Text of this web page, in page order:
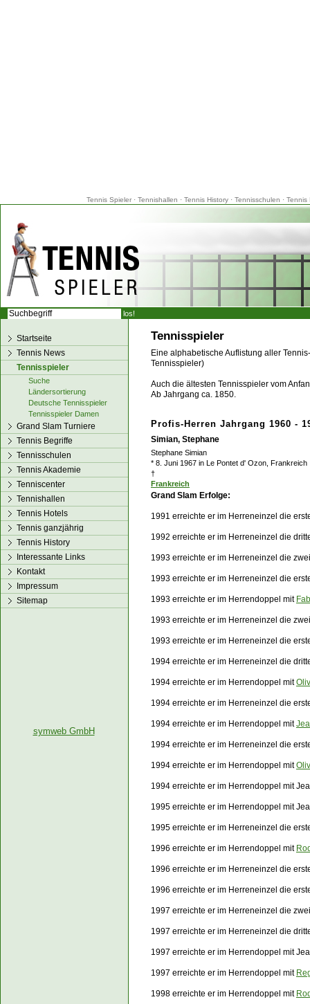
Tennis Spieler· Tennishallen · Tennis History· Tennisschulen · Tennis
Tennisspieler
Eine alphabetische Auflistung aller
Tennisspieler)
Auch die ältesten Tennisspieler vom
Ab Jahrgang ca. 1850.
Profis-Herren Jahrgang 1960 -
Simian, Stephane
Stephane Simian
* 8. Juni 1967 in Le Pontet d' Ozon, Frankreich
†
Frankreich
Grand Slam Erfolge:
1991 erreichte er im Herreneinzel die
1992 erreichte er im Herreneinzel die
1993 erreichte er im Herreneinzel die
1993 erreichte er im Herreneinzel die
1993 erreichte er im Herrendoppel mit
1993 erreichte er im Herreneinzel die
1993 erreichte er im Herreneinzel die
1994 erreichte er im Herreneinzel die
1994 erreichte er im Herrendoppel mit
1994 erreichte er im Herreneinzel die
1994 erreichte er im Herrendoppel mit
1994 erreichte er im Herreneinzel die
1994 erreichte er im Herrendoppel mit
1994 erreichte er im Herrendoppel mit
1995 erreichte er im Herrendoppel mit
1995 erreichte er im Herreneinzel die
1996 erreichte er im Herrendoppel mit
1996 erreichte er im Herreneinzel die
1996 erreichte er im Herreneinzel die
1997 erreichte er im Herreneinzel die
1997 erreichte er im Herreneinzel die
1997 erreichte er im Herrendoppel mit
1997 erreichte er im Herrendoppel mit
1998 erreichte er im Herrendoppel mit
Startseite
Tennis News
Tennisspieler
Suche
Ländersortierung
Deutsche Tennisspieler
Tennisspieler Damen
Grand Slam Turniere
Tennis Begriffe
Tennisschulen
Tennis Akademie
Tenniscenter
Tennishallen
Tennis Hotels
Tennis ganzjährig
Tennis History
Interessante Links
Kontakt
Impressum
Sitemap
symweb GmbH
los!